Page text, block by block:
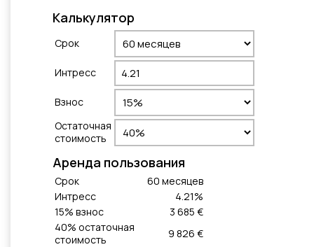
Калькулятор
Cрок
Интресс
Взнос
Остаточная
стоимость
Aренда пользования
Cрок 60 месяцeв
Интресс
4.21%
15% взнос
3 685 €
40% остаточная
стоимость
9 826 €